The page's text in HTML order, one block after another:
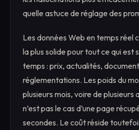
quelle astuce de réglage des
Les données Web en temps réel
la plus solide pour tout ce qui est
temps : prix, actualités,
réglementations. Les poids du
plusieurs mois, voire de plusieurs
n’est pas le cas d’une page
secondes. Le coût réside